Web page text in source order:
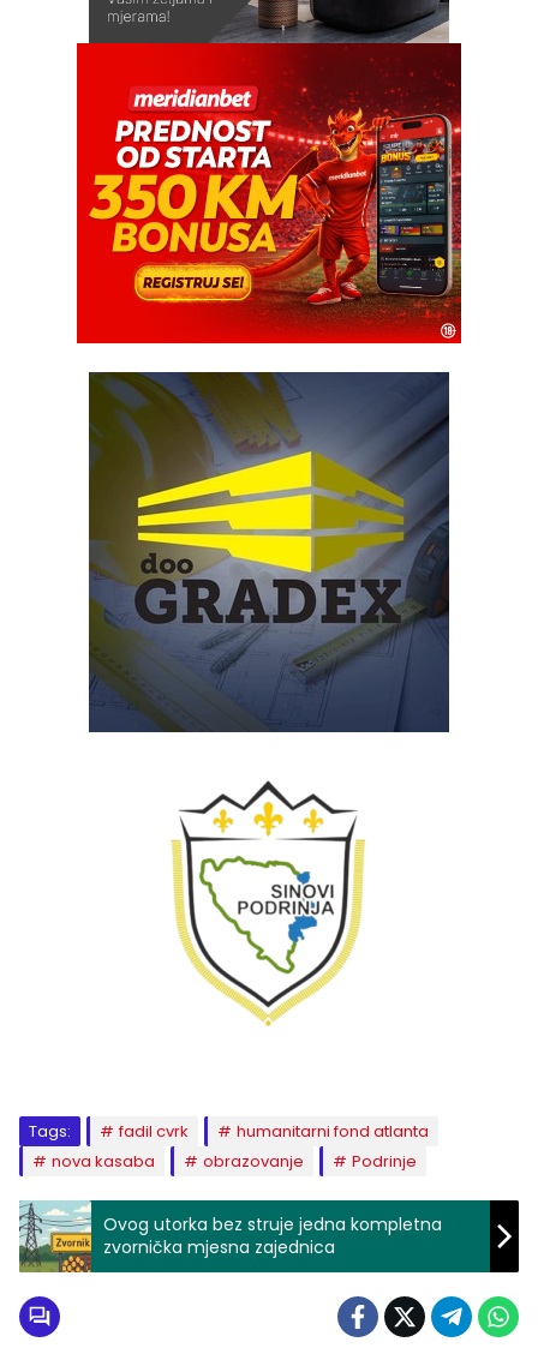
Tags: fadil cvrk
humanitarni fond atlanta
nova kasaba
obrazovanje Podrinje
Ovog utorka bez struje jedna kompletna
zvornička mjesna zajednica